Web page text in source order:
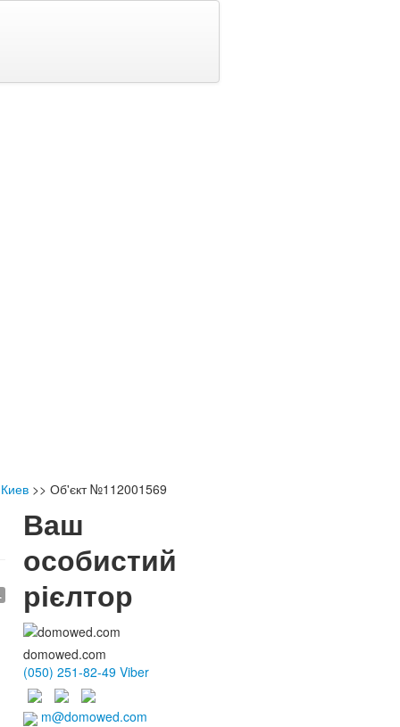
>> Об'єкт №112001569
Ваш
особистий
рієлтор
domowed.com
(050) 251-82-49 Viber
m@domowed.com